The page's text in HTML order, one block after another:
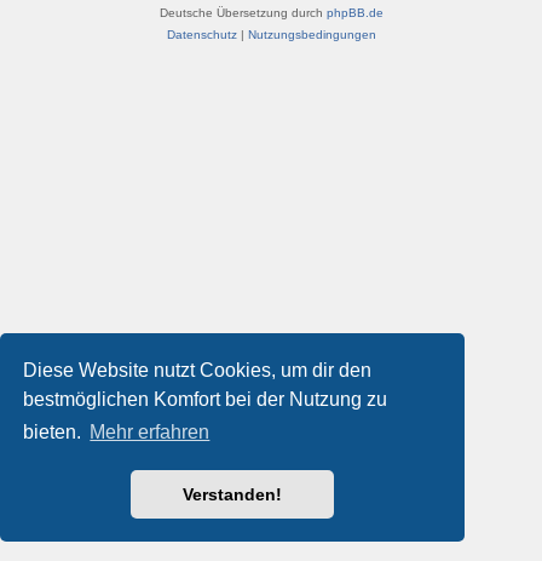
Diese Website nutzt Cookies, um dir den
bestmöglichen Komfort bei der Nutzung zu
bieten. Mehr erfahren
Verstanden!
Deutsche Übersetzung durch phpBB.de
Datenschutz| Nutzungsbedingungen